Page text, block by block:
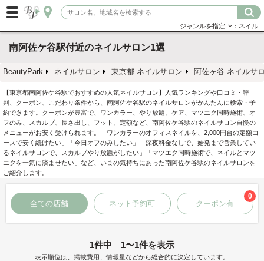
ジャンルを指定 ：ネイル
南阿佐ケ谷駅付近のネイルサロン1選
BeautyPark ネイルサロン 東京都 ネイルサロン 阿佐ヶ谷 ネイルサ
【東京都南阿佐ケ谷駅でおすすめの人気ネイルサロン】人気ランキングや口コミ・評
判、クーポン、こだわり条件から、南阿佐ケ谷駅のネイルサロンがかんたんに検索・予
約できます。クーポンが豊富で、ワンカラー、やり放題、ケア、マツエク同時施術、オ
フのみ、スカルプ、長さ出し、フット、定額など、南阿佐ケ谷駅のネイルサロン自慢の
メニューがお安く受けられます。「ワンカラーのオフィスネイルを、2,000円台の定額コ
ースで安く続けたい」「今日オフのみしたい」「深夜料金なしで、始発まで営業してい
るネイルサロンで、スカルプやり放題がしたい」「マツエク同時施術で、ネイルとマツ
エクを一気に済ませたい」など、いまの気持ちにあった南阿佐ケ谷駅のネイルサロンを
ご紹介します。
全ての店舗 ネット予約可 クーポン有
0
1件中 1〜1件を表示
表示順位は、掲載費用、情報量などから総合的に決定しています。